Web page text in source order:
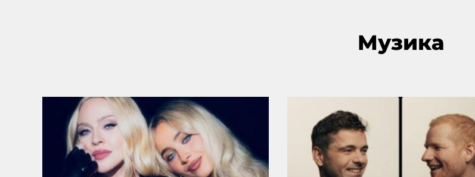
Музика